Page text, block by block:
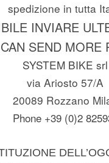
spedizione in tutta
INVIARE
SEND MORE
SYSTEM BIKE srl
via Ariosto 57/A
20089 Rozzano
Phone +39 (0)2